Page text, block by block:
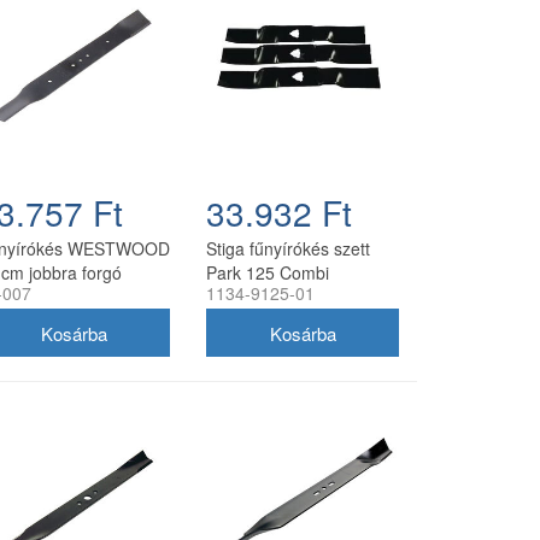
Ft
WESTWOOD
jobbra forgó
33.932 Ft
Stiga fűnyírókés szett
Park 125 Combi
mulcsozáshoz 3 db
1134-9125-01